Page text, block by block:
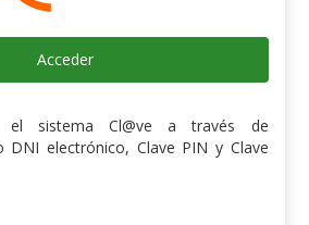
Acceder
el sistema Cl@ve a través de
DNI electrónico, Clave PIN y Clave